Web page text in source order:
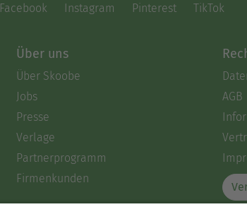
Facebook Instagram Pinterest TikTok
Über uns
Über Skoobe
Jobs
Presse
Verlage
Partnerprogramm
Firmenkunden
AGB